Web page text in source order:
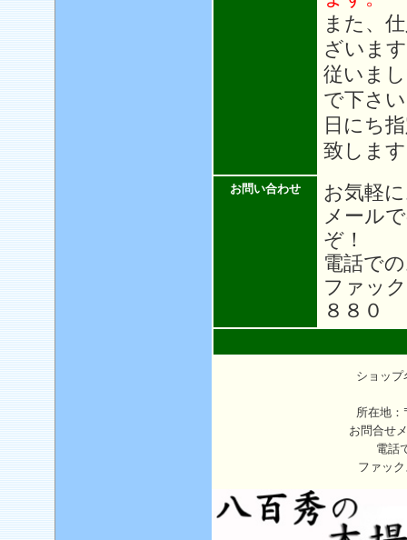
また、
ざいま
従いま
で下さ
日にち
致しま
お問い合わせ
お気軽
メール
ぞ！
電話で
ファッ
８８０
ショッ
所在地
お問合せ
電話
ファッ